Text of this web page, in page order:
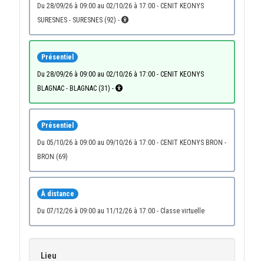
du 28/09/26 à 09:00 au 02/10/26 à 17:00 - CENIT KEONYS
SURESNES - SURESNES (92) -
Présentiel
du 28/09/26 à 09:00 au 02/10/26 à 17:00 - CENIT KEONYS
BLAGNAC - BLAGNAC (31) -
Présentiel
du 05/10/26 à 09:00 au 09/10/26 à 17:00 - CENIT KEONYS BRON -
BRON (69)
À distance
du 07/12/26 à 09:00 au 11/12/26 à 17:00 - Classe virtuelle
Lieu